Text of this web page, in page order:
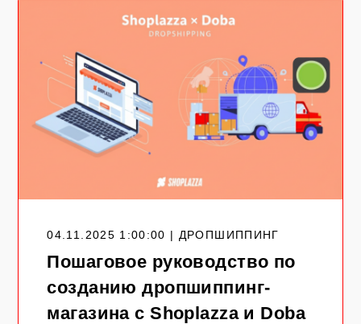
04.11.2025 1:00:00 | ДРОПШИППИНГ
Пошаговое руководство по
созданию дропшиппинг-
магазина с Shoplazza и Doba